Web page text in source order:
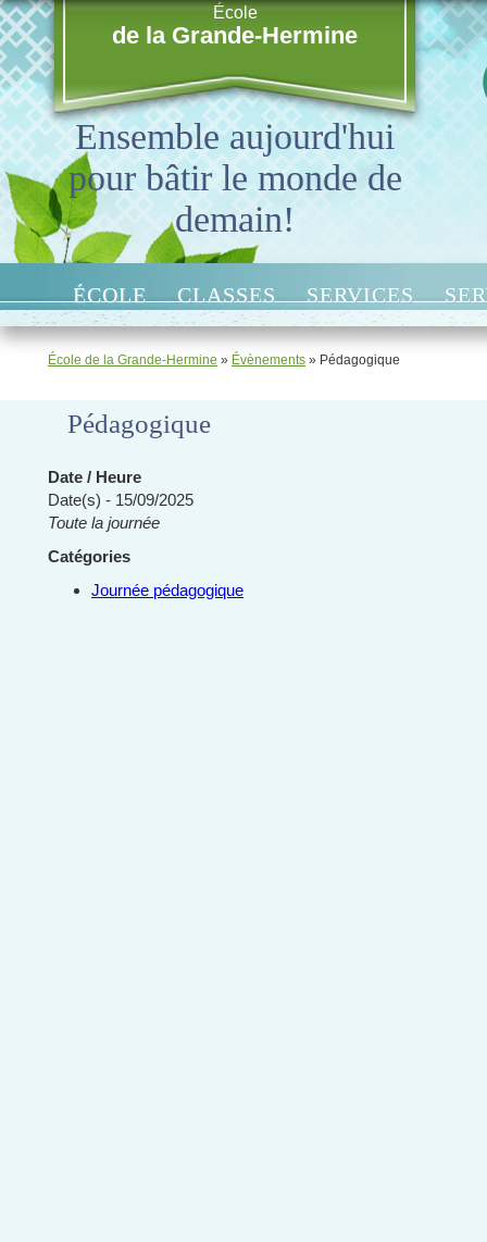
École
de la Grande-Hermine
Ensemble aujourd'hui
pour bâtir le monde de
demain!
ÉCOLE CLASSES SERVICES
École de la Grande-Hermine » Évènements » Pédagogique
Pédagogique
Date / Heure
Date(s) - 15/09/2025
Toute la journée
Catégories
Journée pédagogique